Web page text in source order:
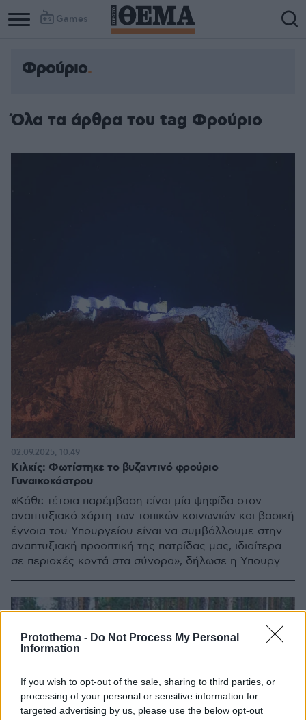
Protothema - Do Not Process My Personal
Information
If you wish to opt-out of the sale, sharing to third parties, or
processing of your personal or sensitive information for
targeted advertising by us, please use the below opt-out
Games
Φρούριο
Όλα τα άρθρα του tag Φρούριο
Κιλκίς: Φωτίστηκε το βυζαντινό φρούριο
Γυναικοκάστρου
«Κάθε τέτοια παρέμβαση είναι μία ψηφίδα στον
αναπτυξιακό χάρτη των τοπικών κοινωνιών και βασική
έγνοια του Υπουργείου είναι να συμβάλλουμε στην
αναπτυξιακή προοπτική της πατρίδας μας, ιδιαίτερα
σε περιοχές κοντά στα σύνορα», δήλωσε η Υπουργός
02.09.2025, 10:49